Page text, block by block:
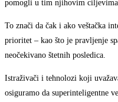
pomogli u tim njihovim
To znači da čak i ako veštačka
prioritet – kao što je pravljenje
neočekivano štetnih posledica.
Istraživači i tehnolozi koji
osiguramo da superinteligentne